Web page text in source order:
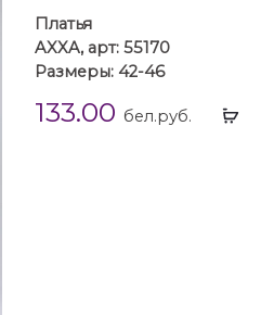
Платья
AXXA, арт: 55170
Размеры: 42-46
133.00 бел.руб.